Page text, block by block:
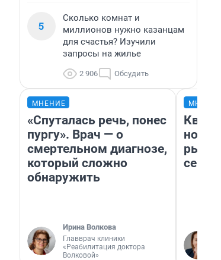
5
Сколько комнат и
миллионов нужно казанцам
для счастья? Изучили
запросы на жилье
2 906 Обсудить
МНЕНИЕ
«Спуталась речь, понес
пургу». Врач — о
смертельном диагнозе,
который сложно
обнаружить
Ирина Волкова
Главврач клиники
«Реабилитация доктора
Волковой»
но